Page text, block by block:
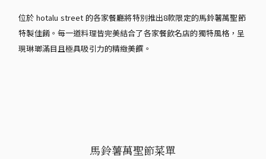
位於 hotalu street 的各家餐廳將特別推出8款限定的馬鈴薯萬聖節
特製佳餚。每一道料理皆完美結合了各家餐飲名店的獨特風格，呈
現琳瑯滿目且極具吸引力的精緻美饌。
馬鈴薯萬聖節菜單